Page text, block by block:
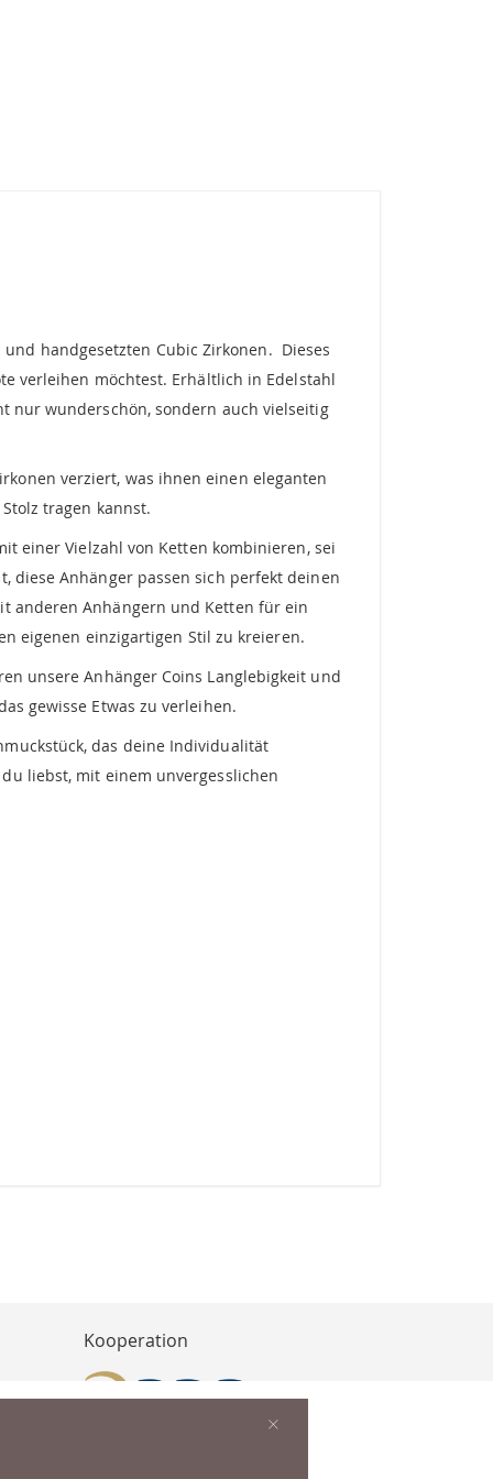
handgesetzten Cubic Zirkonen. Dieses
verleihen möchtest. Erhältlich in Edelstahl
nur wunderschön, sondern auch vielseitig
verziert, was ihnen einen eleganten
tragen kannst.
einer Vielzahl von Ketten kombinieren, sei
diese Anhänger passen sich perfekt deinen
anderen Anhängern und Ketten für ein
eigenen einzigartigen Stil zu kreieren.
unsere Anhänger Coins Langlebigkeit und
gewisse Etwas zu verleihen.
das deine Individualität
liebst, mit einem unvergesslichen
Kooperation
×